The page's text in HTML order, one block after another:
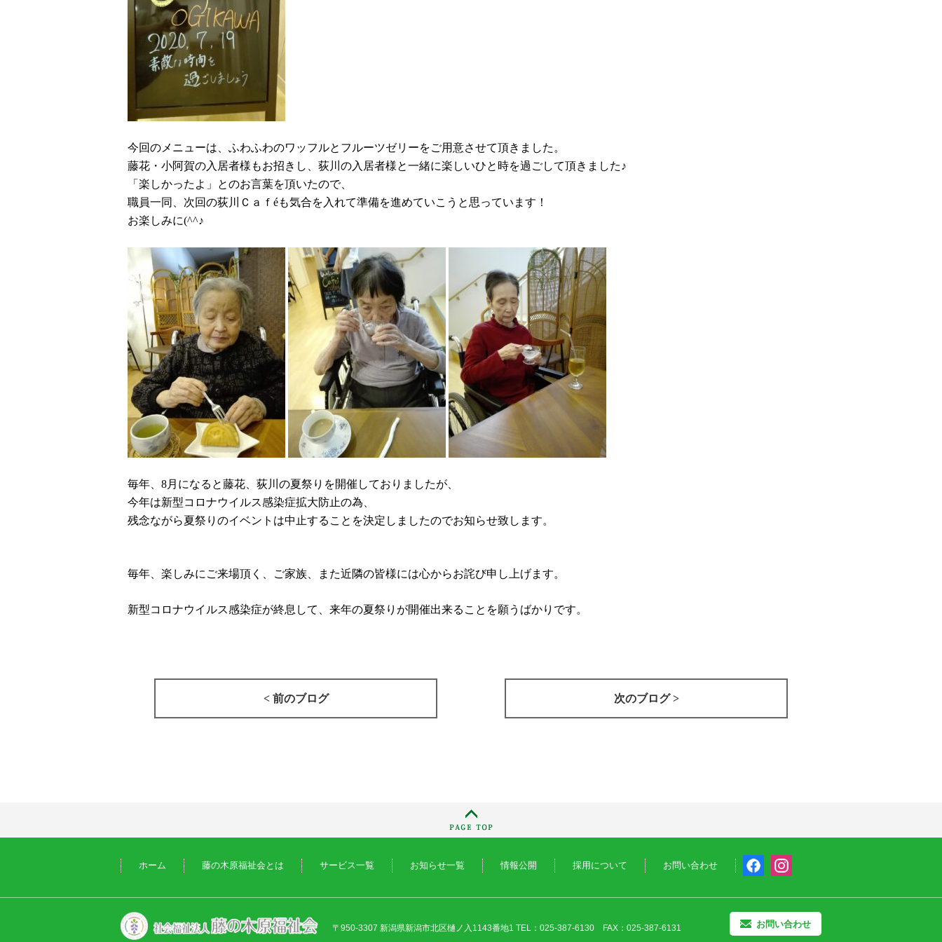
今回のメニューは、ふわふわのワッフルとフルーツゼリーをご用意させて頂きました。
藤花・小阿賀の入居者様もお招きし、荻川の入居者様と一緒に楽しいひと時を過ごして頂きました♪
「楽しかったよ」とのお言葉を頂いたので、
職員一同、次回の荻川Ｃａｆ éも気合を入れて準備を進めていこうと思っています！
お楽しみに(^^♪
毎年、 8月になると藤花、荻川の夏祭りを開催しておりましたが、
今年は新型コロナウイルス感染症拡大防止の為、
残念ながら夏祭りのイベントは中止することを決定しましたのでお知らせ致します。
毎年、楽しみにご来場頂く、ご家族、また近隣の皆様には心からお詫び申し上げます。
新型コロナウイルス感染症が終息して、来年の夏祭りが開催出来ることを願うばかりです。
< 前のブログ 次のブログ >
ホーム 藤の木原福祉会とは サービス一覧 お知らせ一覧 情報公開 採用について お問い合わせ
〒950-3307 新潟県新潟市北区樋ノ入1143番地1 TEL：025-387-6130 FAX：025-387-6131 お問い合わせ